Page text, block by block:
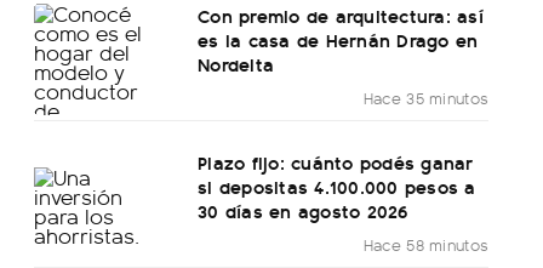
Con premio de arquitectura: así
es la casa de Hernán Drago en
Nordelta
Hace 35 minutos
Plazo fijo: cuánto podés ganar
si depositas 4.100.000 pesos a
30 días en agosto 2026
Hace 58 minutos